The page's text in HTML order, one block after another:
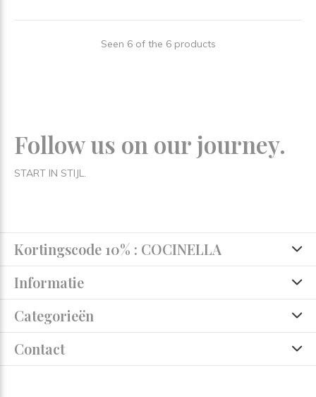
Seen 6 of the 6 products
Follow us on our journey.
START IN STIJL.
Kortingscode 10% : COCINELLA
Informatie
Categorieën
Contact